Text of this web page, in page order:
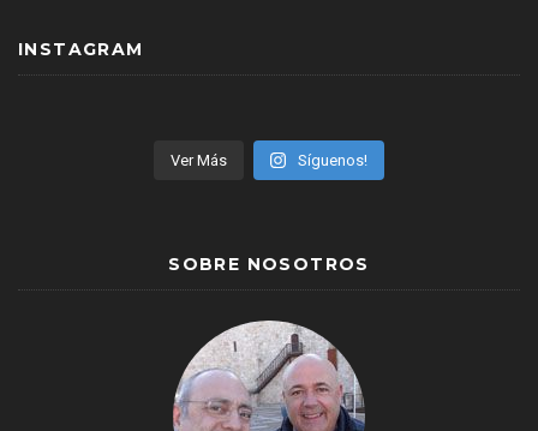
INSTAGRAM
Ver Más Síguenos!
SOBRE NOSOTROS